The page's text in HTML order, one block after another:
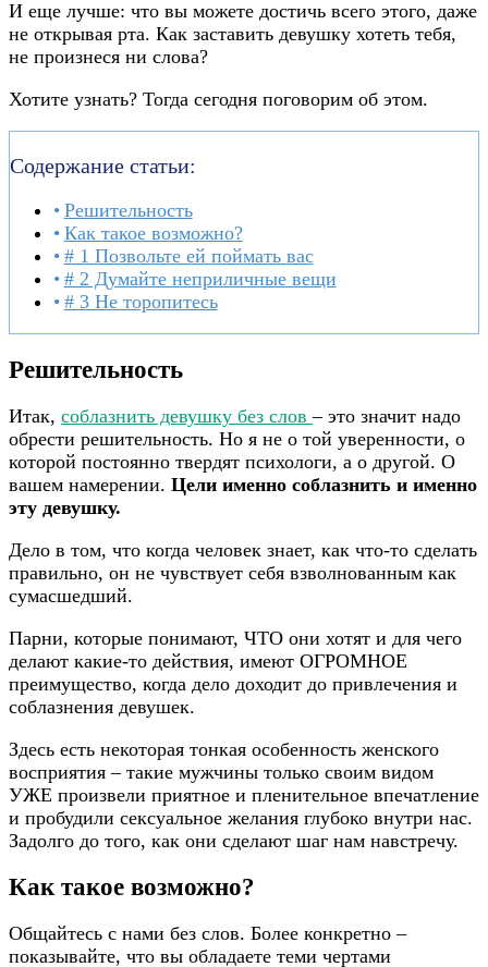
И еще лучше: что вы можете достичь всего этого, даже
не открывая рта. Как заставить девушку хотеть тебя,
не произнеся ни слова?
Хотите узнать? Тогда сегодня поговорим об этом.
Содержание статьи:
Решительность
Как такое возможно?
# 1 Позвольте ей поймать вас
# 2 Думайте неприличные вещи
# 3 Не торопитесь
Решительность
Итак, соблазнить девушку без слов– это значит надо
обрести решительность. Но я не о той уверенности, о
которой постоянно твердят психологи, а о другой. О
вашем намерении. Цели именно соблазнить и именно
эту девушку.
Дело в том, что когда человек знает, как что-то сделать
правильно, он не чувствует себя взволнованным как
сумасшедший.
Парни, которые понимают, ЧТО они хотят и для чего
делают какие-то действия, имеют ОГРОМНОЕ
преимущество, когда дело доходит до привлечения и
соблазнения девушек.
Здесь есть некоторая тонкая особенность женского
восприятия – такие мужчины только своим видом
УЖЕ произвели приятное и пленительное впечатление
и пробудили сексуальное желания глубоко внутри нас.
Задолго до того, как они сделают шаг нам навстречу.
Как такое возможно?
Общайтесь с нами без слов. Более конкретно –
показывайте, что вы обладаете теми чертами